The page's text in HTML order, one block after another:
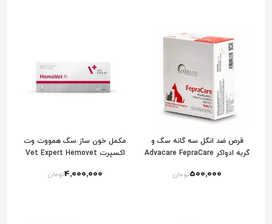
قرص ضد انگل سه گانه سگ و
گربه ادواکر Advacare FepraCare
500٬000تومان
مکمل خون ساز سگ همووت وت
اکسپرت Vet Expert Hemovet
4٬000٬000تومان